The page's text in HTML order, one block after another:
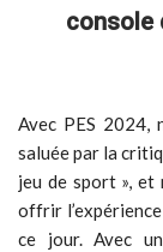
console
Avec PES 2024,
saluée par la
jeu de sport », et
offrir
ce jour. Avec